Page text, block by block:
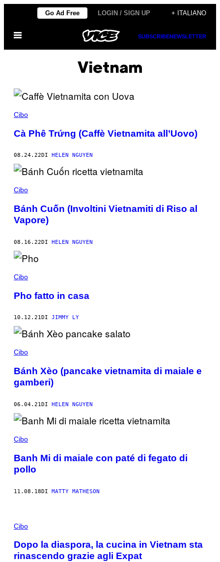
contenuto
Go Ad Free LOGIN / SIGN UP + ITALIANO
Apri
menu
SUBSCRIBENEWSLETTER
Vietnam
Cibo
Cà Phê Trứng (Caffè Vietnamita all’Uovo)
08.24.22DI HELEN NGUYEN
Cibo
Bánh Cuốn (Involtini Vietnamiti di Riso al
Vapore)
08.16.22DI HELEN NGUYEN
Cibo
Pho fatto in casa
10.12.21DI JIMMY LY
Cibo
Bánh Xèo (pancake vietnamita di maiale e
gamberi)
06.04.21DI HELEN NGUYEN
Cibo
Banh Mi di maiale con paté di fegato di
pollo
11.08.18DI MATTY MATHESON
Cibo
Dopo la diaspora, la cucina in Vietnam sta
rinascendo grazie agli Expat